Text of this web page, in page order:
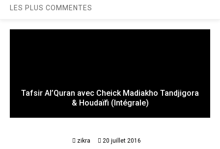
LES PLUS COMMENTES
Tafsir Al’Quran avec Cheick Madiakho Tandjigora
& Houdaïfi (Intégrale)
zikra 20 juillet 2016